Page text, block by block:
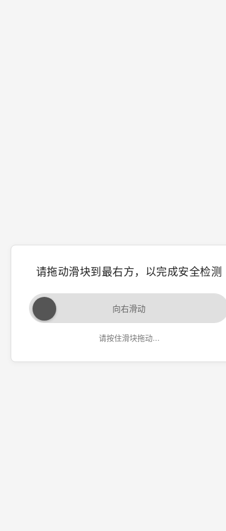
请拖动滑块到最右方，以完成安全检测
向右滑动
请按住滑块拖动...